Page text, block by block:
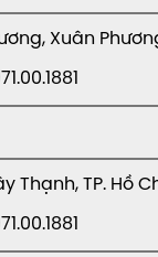
Xuân
Thạnh, TP. Hồ